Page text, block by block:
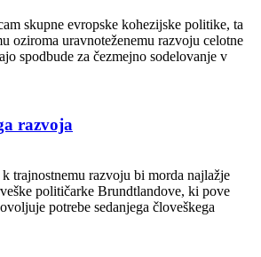
skupne evropske kohezijske politike, ta
oziroma uravnoteženemu razvoju celotne
spodbude za čezmejno sodelovanje v
razvoja
trajnostnemu razvoju bi morda najlažje
političarke Brundtlandove, ki pove
potrebe sedanjega človeškega